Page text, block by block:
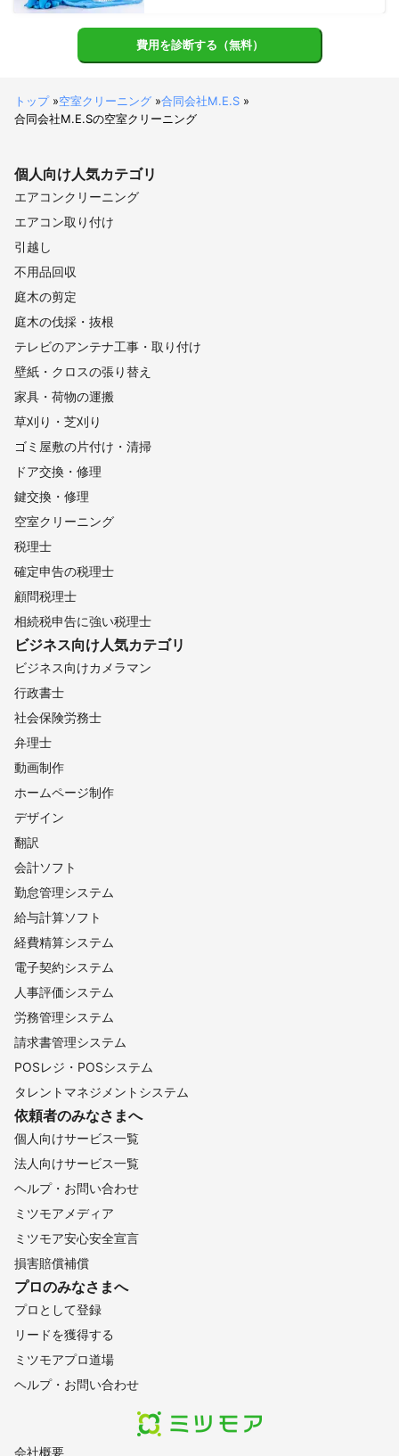
費用を診断する（無料）
トップ»空室クリーニング »合同会社M.E.S »
合同会社M.E.Sの空室クリーニング
会社概要
個人向け人気カテゴリ
エアコンクリーニング
エアコン取り付け
引越し
不用品回収
庭木の剪定
庭木の伐採・抜根
テレビのアンテナ工事・取り付け
壁紙・クロスの張り替え
家具・荷物の運搬
草刈り・芝刈り
ゴミ屋敷の片付け・清掃
ドア交換・修理
鍵交換・修理
空室クリーニング
税理士
確定申告の税理士
顧問税理士
相続税申告に強い税理士
ビジネス向け人気カテゴリ
ビジネス向けカメラマン
行政書士
社会保険労務士
弁理士
動画制作
ホームページ制作
デザイン
翻訳
会計ソフト
勤怠管理システム
給与計算ソフト
経費精算システム
電子契約システム
人事評価システム
労務管理システム
請求書管理システム
POSレジ・POSシステム
タレントマネジメントシステム
依頼者のみなさまへ
個人向けサービス一覧
法人向けサービス一覧
ヘルプ・お問い合わせ
ミツモアメディア
ミツモア安心安全宣言
損害賠償補償
プロのみなさまへ
プロとして登録
リードを獲得する
ミツモアプロ道場
ヘルプ・お問い合わせ